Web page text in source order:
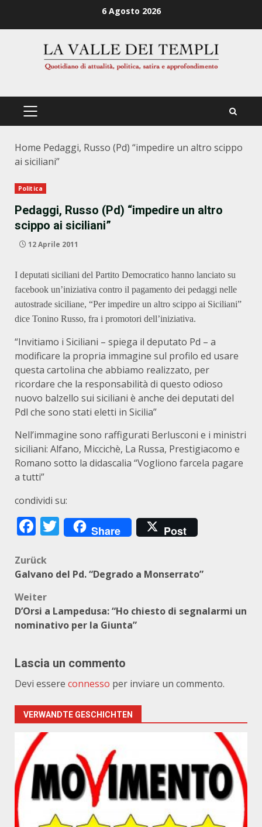
6 Agosto 2026
PRIMÄRES
Home Pedaggi, Russo (Pd) “impedire un altro scippo
ai siciliani”
Politica
Pedaggi, Russo (Pd) “impedire un altro
scippo ai siciliani”
12 Aprile 2011
I deputati siciliani del Partito Democratico hanno lanciato su
facebook un’iniziativa contro il pagamento dei pedaggi nelle
autostrade siciliane, “Per impedire un altro scippo ai Siciliani”
dice Tonino Russo, fra i promotori dell’iniziativa.
“Invitiamo i Siciliani – spiega il deputato Pd – a
modificare la propria immagine sul profilo ed usare
questa cartolina che abbiamo realizzato, per
ricordare che la responsabilità di questo odioso
nuovo balzello sui siciliani è anche dei deputati del
Pdl che sono stati eletti in Sicilia”
Nell’immagine sono raffigurati Berlusconi e i ministri
siciliani: Alfano, Miccichè, La Russa, Prestigiacomo e
Romano sotto la didascalia “Vogliono farcela pagare
a tutti”
condividi su:
Facebook
Twitter
Share Post
Beitragsnavigation
Zurück
Galvano del Pd. “Degrado a Monserrato”
Weiter
D’Orsi a Lampedusa: “Ho chiesto di segnalarmi un
nominativo per la Giunta”
Lascia un commento
Devi essere connesso per inviare un commento.
VERWANDTE GESCHICHTEN